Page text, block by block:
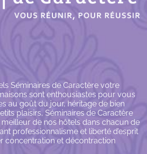
Séminaires de Caractère votre
sont enthousiastes pour vous
au goût du jour, héritage de bien
plaisirs, Séminaires de Caractère
de nos hôtels dans chacun de
professionnalisme et liberté d’esprit
concentration et décontraction